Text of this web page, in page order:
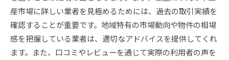
産市場に詳しい業者を見極めるためには、過去の取引実績を
確認することが重要です。地域特有の市場動向や物件の相場
感を把握している業者は、適切なアドバイスを提供してくれ
ます。また、口コミやレビューを通じて実際の利用者の声を